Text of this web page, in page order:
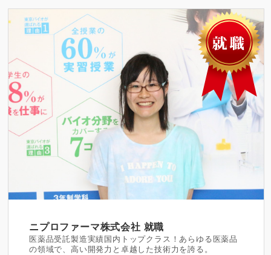
ニプロファーマ株式会社 就職
医薬品受託製造実績国内トップクラス！あらゆる医薬品
の領域で、高い開発力と卓越した技術力を誇る。